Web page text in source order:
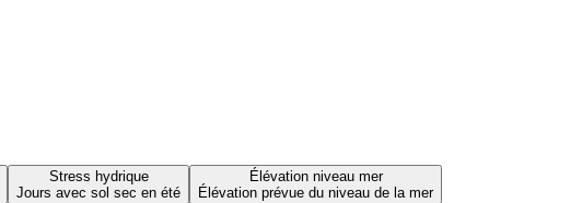
Stress hydrique
Jours avec sol sec en été
Élévation niveau mer
Élévation prévue du niveau de la mer